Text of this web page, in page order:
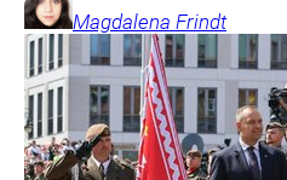
Magdalena Frindt